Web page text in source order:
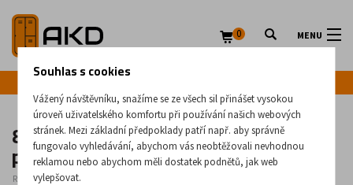
MENU
0
8-dveřová kovová skříň s
přihrádkami Sus 324 Wn
Rozměry: 1940 x
Souhlas s cookies
Vážený návštěvníku, snažíme se ze všech sil přinášet vysokou
úroveň uživatelského komfortu při používání našich webových
stránek. Mezi základní předpoklady patří např. aby správně
fungovalo vyhledávání, abychom vás neobtěžovali nevhodnou
reklamou nebo abychom měli dostatek podnětů, jak web
vylepšovat.